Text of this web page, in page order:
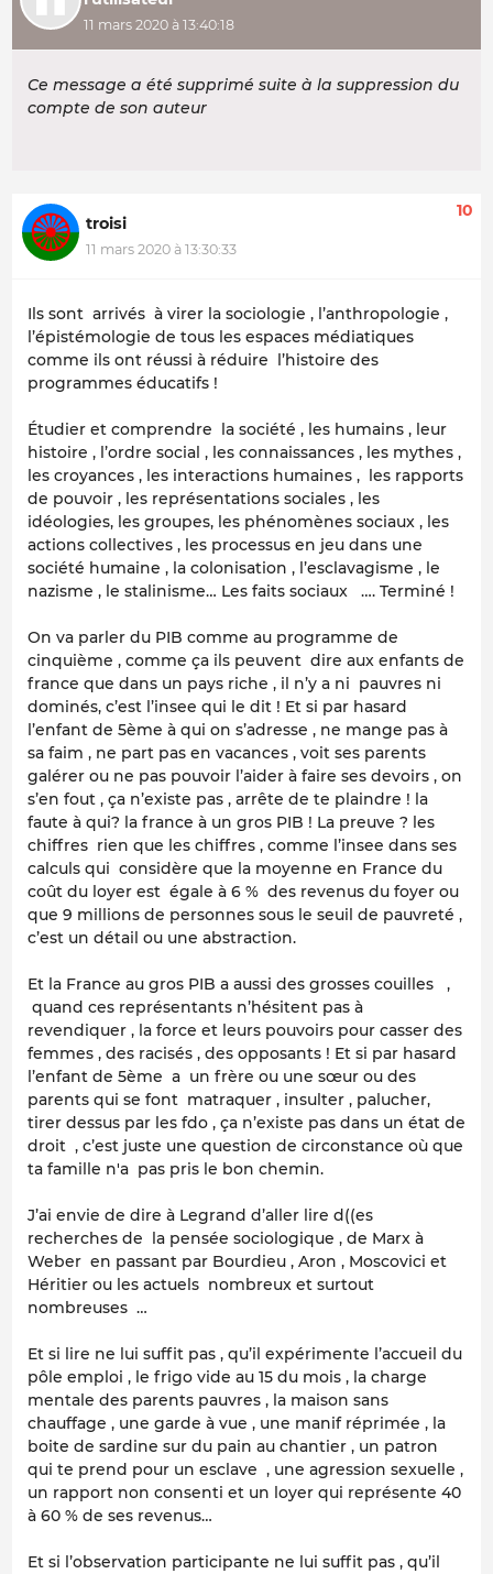
11 mars 2020 à 13:40:18
Ce message a été supprimé suite à la suppression du
compte de son auteur
troisi
11 mars 2020 à 13:30:33
10
Ils sont arrivés à virer la sociologie , l’anthropologie ,
l’épistémologie de tous les espaces médiatiques
comme ils ont réussi à réduire l’histoire des
programmes éducatifs !
Étudier et comprendre la société , les humains , leur
histoire , l’ordre social , les connaissances , les mythes ,
les croyances , les interactions humaines , les rapports
de pouvoir , les représentations sociales , les
idéologies, les groupes, les phénomènes sociaux , les
actions collectives , les processus en jeu dans une
société humaine , la colonisation , l’esclavagisme , le
nazisme , le stalinisme… Les faits sociaux …. Terminé !
On va parler du PIB comme au programme de
cinquième , comme ça ils peuvent dire aux enfants de
france que dans un pays riche , il n’y a ni pauvres ni
dominés, c’est l’insee qui le dit ! Et si par hasard
l’enfant de 5ème à qui on s’adresse , ne mange pas à
sa faim , ne part pas en vacances , voit ses parents
galérer ou ne pas pouvoir l’aider à faire ses devoirs , on
s’en fout , ça n’existe pas , arrête de te plaindre ! la
faute à qui? la france à un gros PIB ! La preuve ? les
chiffres rien que les chiffres , comme l’insee dans ses
calculs qui considère que la moyenne en France du
coût du loyer est égale à 6 % des revenus du foyer ou
que 9 millions de personnes sous le seuil de pauvreté ,
c’est un détail ou une abstraction.
Et la France au gros PIB a aussi des grosses couilles ,
quand ces représentants n’hésitent pas à
revendiquer , la force et leurs pouvoirs pour casser des
femmes , des racisés , des opposants ! Et si par hasard
l’enfant de 5ème a un frère ou une sœur ou des
parents qui se font matraquer , insulter , palucher,
tirer dessus par les fdo , ça n’existe pas dans un état de
droit , c’est juste une question de circonstance où que
ta famille n'a pas pris le bon chemin.
J’ai envie de dire à Legrand d’aller lire d((es
recherches de la pensée sociologique , de Marx à
Weber en passant par Bourdieu , Aron , Moscovici et
Héritier ou les actuels nombreux et surtout
nombreuses …
Et si lire ne lui suffit pas , qu’il expérimente l’accueil du
pôle emploi , le frigo vide au 15 du mois , la charge
mentale des parents pauvres , la maison sans
chauffage , une garde à vue , une manif réprimée , la
boite de sardine sur du pain au chantier , un patron
qui te prend pour un esclave , une agression sexuelle ,
un rapport non consenti et un loyer qui représente 40
à 60 % de ses revenus…
Et si l’observation participante ne lui suffit pas , qu’il